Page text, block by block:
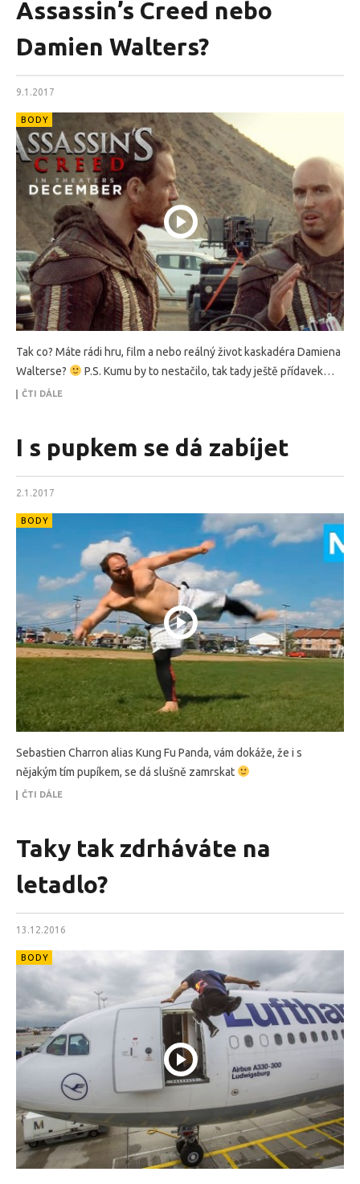
Assassin’s Creed nebo
Damien Walters?
9.1.2017
BODY
Tak co? Máte rádi hru, film a nebo reálný život kaskadéra Damiena
Walterse?
P.S. Kumu by to nestačilo, tak tady ještě přídavek…
ČTI DÁLE
I s pupkem se dá zabíjet
2.1.2017
BODY
Sebastien Charron alias Kung Fu Panda, vám dokáže, že i s
nějakým tím pupíkem, se dá slušně zamrskat
ČTI DÁLE
Taky tak zdrháváte na
letadlo?
13.12.2016
BODY